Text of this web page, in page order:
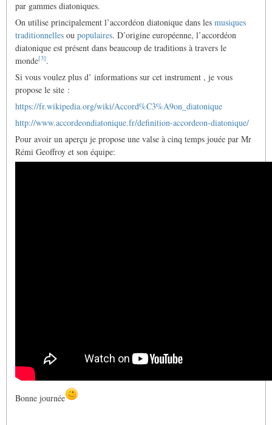
par gammes diatoniques.
On utilise principalement l’accordéon diatonique dans les musiques
traditionnelles ou populaires. D’origine européenne, l’accordéon
diatonique est présent dans beaucoup de traditions à travers le
monde[3].
Si vous voulez plus d’ informations sur cet instrument , je vous
propose le site :
https://fr.wikipedia.org/wiki/Accord%C3%A9on_diatonique
http://www.accordeondiatonique.fr/definition-accordeon-diatonique/
Pour avoir un aperçu je propose une valse à cinq temps jouée par Mr
Rémi Geoffroy et son équipe:
Bonne journée